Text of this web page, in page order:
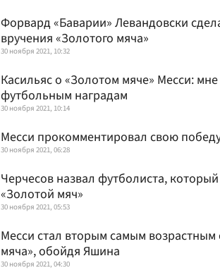
Форвард «Баварии» Левандовски
вручения «Золотого мяча»
30 ноября 2021, 10:32
Касильяс о «Золотом мяче» Месси:
футбольным наградам
30 ноября 2021, 10:14
Месси прокомментировал свою
30 ноября 2021, 06:28
Черчесов назвал футболиста,
«Золотой мяч»
30 ноября 2021, 05:53
Месси стал вторым самым возрастным
мяча», обойдя Яшина
30 ноября 2021, 04:30